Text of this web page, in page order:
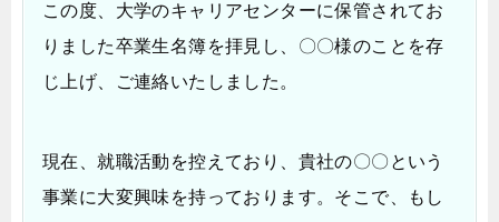
この度、大学のキャリアセンターに保管されてお
りました卒業生名簿を拝見し、〇〇様のことを存
じ上げ、ご連絡いたしました。
現在、就職活動を控えており、貴社の〇〇という
事業に大変興味を持っております。そこで、もし